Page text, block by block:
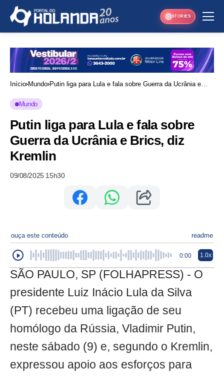
STORIES
Início Mundo Putin liga para Lula e fala sobre Guerra da Ucrânia e
Mundo
Putin liga para Lula e fala sobre
Guerra da Ucrânia e Brics, diz
Kremlin
09/08/2025 15h30
ouça este conteúdo readme
0:00 1.0x
SÃO PAULO, SP (FOLHAPRESS) - O
presidente Luiz Inácio Lula da Silva
(PT) recebeu uma ligação de seu
homólogo da Rússia, Vladimir Putin,
neste sábado (9) e, segundo o Kremlin,
expressou apoio aos esforços para